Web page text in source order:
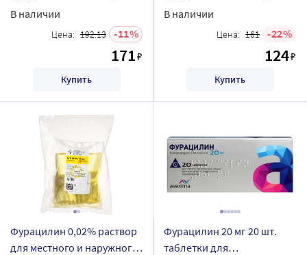
В наличии
Цена: 192.13 11
171₽
Купить
В наличии
Цена: 161 22
124₽
Купить
Фурацилин 0,02% раствор
для местного и наружного
Фурацилин 20 мг 20 шт.
таблетки для